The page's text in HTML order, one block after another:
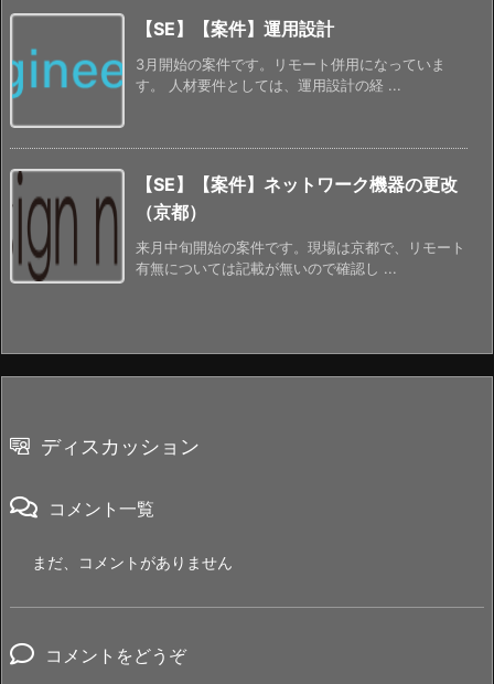
【SE】【案件】運用設計
3月開始の案件です。リモート併用になっていま
す。 人材要件としては、運用設計の経 ...
【SE】【案件】ネットワーク機器の更改
（京都）
来月中旬開始の案件です。現場は京都で、リモート
有無については記載が無いので確認し ...
ディスカッション
コメント一覧
まだ、コメントがありません
コメントをどうぞ